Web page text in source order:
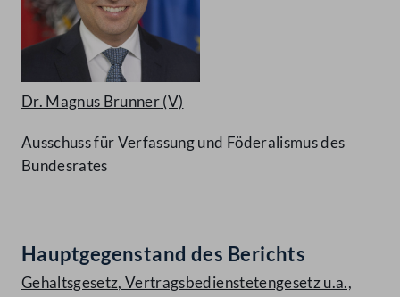
Dr. Magnus Brunner(V)
Ausschuss für Verfassung und Föderalismus des
Bundesrates
Hauptgegenstand des Berichts
Gehaltsgesetz, Vertragsbedienstetengesetz u.a.,